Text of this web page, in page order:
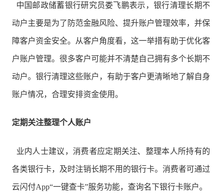
中国邮政储蓄银行研究员娄飞鹏表示，银行清理长期不
动户主要是为了防范金融风险、提升账户管理效率，并保
障客户资金安全。从客户角度看，这一举措有助于优化客
户账户管理。很多客户可能并不清楚自己拥有多个长期不
动户。银行清理这些账户，有助于客户更清晰地了解自身
账户情况，合理安排资金使用。
定期关注整理个人账户
业内人士建议， 消费者应定期关注、整理本人所持有的
各类银行卡，及时注销长期不用的银行卡。消费者可通过
云闪付App“一键查卡”服务功能，查询名下银行卡账户。